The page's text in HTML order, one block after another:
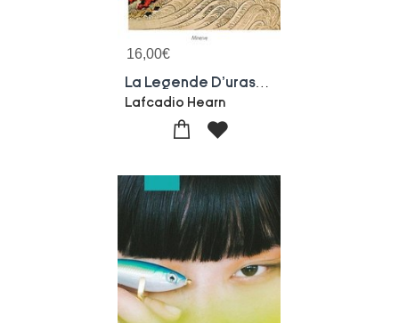
16,00€
Lafcadio Hearn